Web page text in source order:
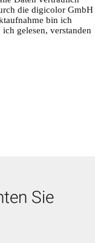
die digicolor GmbH
bin ich
ich gelesen, verstanden
Sie